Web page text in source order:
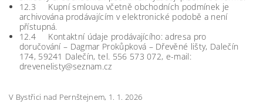
12.3 Kupní smlouva včetně obchodních podmínek je
archivována prodávajícím v elektronické podobě a není
přístupná.
12.4 Kontaktní údaje prodávajícího: adresa pro
doručování – Dagmar Prokůpková – Dřevěné lišty, Dalečín
174, 59241 Dalečín, tel. 556 573 072, e-mail:
drevenelisty@seznam.cz
V Bystřici nad Pernštejnem, 1. 1. 2026